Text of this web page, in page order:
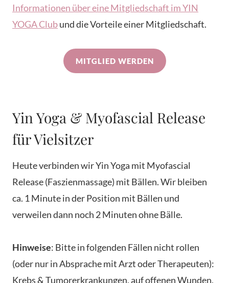
Informationen über eine Mitgliedschaft im YIN
YOGA Clubund die Vorteile einer Mitgliedschaft.
MITGLIED WERDEN
Yin Yoga & Myofascial Release
für Vielsitzer
Heute verbinden wir Yin Yoga mit Myofascial
Release (Faszienmassage) mit Bällen. Wir bleiben
ca. 1 Minute in der Position mit Bällen und
verweilen dann noch 2 Minuten ohne Bälle.
Hinweise: Bitte in folgenden Fällen nicht rollen
(oder nur in Absprache mit Arzt oder Therapeuten):
Krebs & Tumorerkrankungen, auf offenen Wunden,